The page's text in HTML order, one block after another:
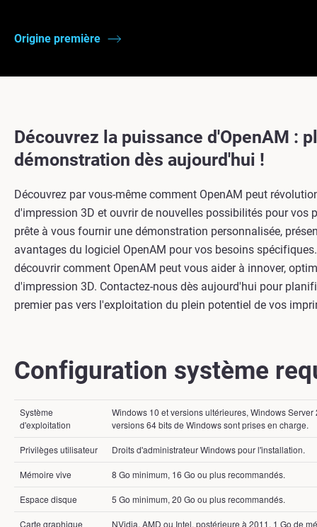
Origine première
Découvrez la puissance d'OpenAM :
démonstration dès aujourd'hui !
Découvrez par vous-même comment OpenAM peut
d'impression 3D et ouvrir de nouvelles possibilités pour vos
prête à vous fournir une démonstration personnalisée,
avantages du logiciel OpenAM pour vos besoins
découvrir comment OpenAM peut vous aider à innover,
d'impression 3D. Contactez-nous dès aujourd'hui pour
premier pas vers l'exploitation du plein potentiel de vos
Configuration système
Système
d'exploitation
Windows 10 et versions ultérieures, Windows
versions 64 bits de Windows sont prises en charge.
Privilèges utilisateur Droits d'administrateur Windows pour l'installation.
Mémoire vive 8 Go minimum, 16 Go ou plus recommandés.
Espace disque 5 Go minimum, 20 Go ou plus recommandés.
Carte graphique
NVidia, AMD ou Intel, postérieure à 2011. 1 Go de